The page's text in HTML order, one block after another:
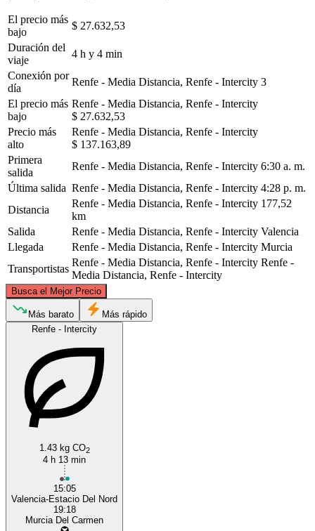
El precio más
bajo
$ 27.632,53
Duración del
viaje
4 h y 4 min
Conexión por
día
Renfe - Media Distancia, Renfe - Intercity 3
El precio más
bajo
Renfe - Media Distancia, Renfe - Intercity
$ 27.632,53
Precio más
alto
Renfe - Media Distancia, Renfe - Intercity
$ 137.163,89
Primera
salida
Renfe - Media Distancia, Renfe - Intercity 6:30 a. m.
Última salida Renfe - Media Distancia, Renfe - Intercity 4:28 p. m.
Distancia
Renfe - Media Distancia, Renfe - Intercity 177,52
km
Salida
Renfe - Media Distancia, Renfe - Intercity Valencia
Llegada
Renfe - Media Distancia, Renfe - Intercity Murcia
Transportistas
Renfe - Media Distancia, Renfe - Intercity Renfe -
Media Distancia, Renfe - Intercity
Busca el Mejor Precio
©CARTO, ©OpenStreetMap
Más barato
Más rápido
Renfe - Intercity
1.43 kg CO2
4 h 13 min
15:05
Valencia-Estacio Del Nord
19:18
Murcia Del Carmen